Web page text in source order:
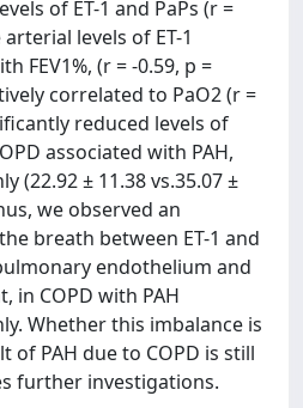
of ET-1 and PaPs (r =
levels of ET-1
FEV1%, (r = -0.59, p =
correlated to PaO2 (r =
reduced levels of
associated with PAH,
(22.92 ± 11.38 vs.35.07 ±
we observed an
breath between ET-1 and
endothelium and
in COPD with PAH
Whether this imbalance is
of PAH due to COPD is still
further investigations.